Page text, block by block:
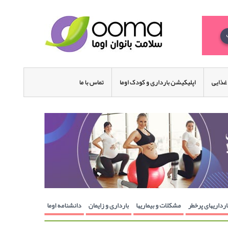
اپلیکیشن بارداری و کودک اوما تماس با ما
دانشنامه اوما بارداری و زایمان مشکلات و بیماریها پرخطر